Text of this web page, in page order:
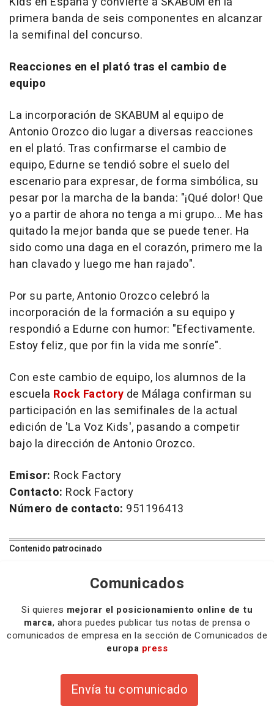
primera banda de seis componentes en alcanzar
la semifinal del concurso.
Reacciones en el plató tras el cambio de
equipo
La incorporación de SKABUM al equipo de
Antonio Orozco dio lugar a diversas reacciones
en el plató. Tras confirmarse el cambio de
equipo, Edurne se tendió sobre el suelo del
escenario para expresar, de forma simbólica, su
pesar por la marcha de la banda: "¡Qué dolor! Que
yo a partir de ahora no tenga a mi grupo... Me has
quitado la mejor banda que se puede tener. Ha
sido como una daga en el corazón, primero me la
han clavado y luego me han rajado".
Por su parte, Antonio Orozco celebró la
incorporación de la formación a su equipo y
respondió a Edurne con humor: "Efectivamente.
Estoy feliz, que por fin la vida me sonríe".
Con este cambio de equipo, los alumnos de la
escuela Rock Factory de Málaga confirman su
participación en las semifinales de la actual
edición de 'La Voz Kids', pasando a competir
bajo la dirección de Antonio Orozco.
Emisor: Rock Factory
Contacto: Rock Factory
Número de contacto: 951196413
Contenido patrocinado
Comunicados
Si quieres mejorar el posicionamiento online de tu
marca, ahora puedes publicar tus notas de prensa o
comunicados de empresa en la sección de Comunicados de
europa press
Envía tu comunicado